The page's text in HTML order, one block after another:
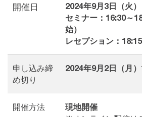
開催日
2024年9月3日（火）
セミナー：16:30～
始）
レセプション：
申し込み締
め切り
2024年9月2日（月
開催方法
現地開催